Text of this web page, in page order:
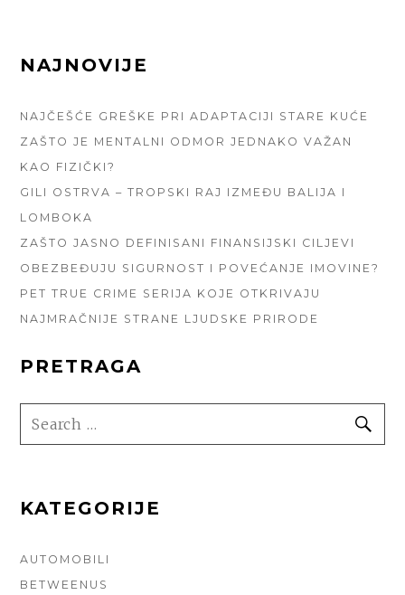
FOOTER
NAJNOVIJE
NAJČEŠĆE GREŠKE PRI ADAPTACIJI STARE KUĆE
ZAŠTO JE MENTALNI ODMOR JEDNAKO VAŽAN
KAO FIZIČKI?
GILI OSTRVA – TROPSKI RAJ IZMEĐU BALIJA I
LOMBOKA
ZAŠTO JASNO DEFINISANI FINANSIJSKI CILJEVI
OBEZBEĐUJU SIGURNOST I POVEĆANJE IMOVINE?
PET TRUE CRIME SERIJA KOJE OTKRIVAJU
NAJMRAČNIJE STRANE LJUDSKE PRIRODE
PRETRAGA
SEARCH
FOR:
KATEGORIJE
AUTOMOBILI
BETWEENUS